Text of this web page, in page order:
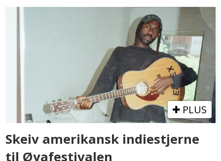
PLUS
Skeiv amerikansk indiestjerne
til Øyafestivalen